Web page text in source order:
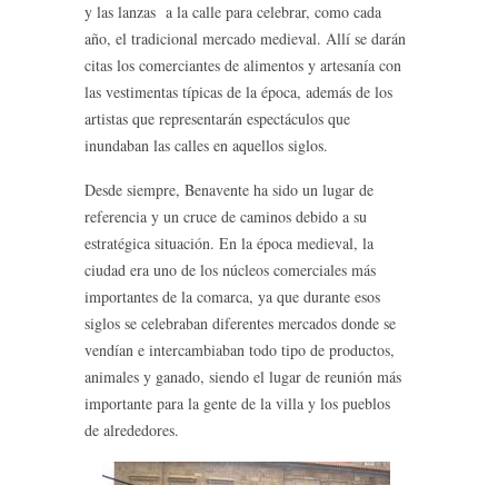
y las lanzas a la calle para celebrar, como cada
año, el tradicional mercado medieval. Allí se darán
citas los comerciantes de alimentos y artesanía con
las vestimentas típicas de la época, además de los
artistas que representarán espectáculos que
inundaban las calles en aquellos siglos.
Desde siempre, Benavente ha sido un lugar de
referencia y un cruce de caminos debido a su
estratégica situación. En la época medieval, la
ciudad era uno de los núcleos comerciales más
importantes de la comarca, ya que durante esos
siglos se celebraban diferentes mercados donde se
vendían e intercambiaban todo tipo de productos,
animales y ganado, siendo el lugar de reunión más
importante para la gente de la villa y los pueblos
de alrededores.